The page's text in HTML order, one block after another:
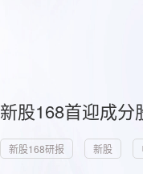
新股168首迎成
新股168研报 新股